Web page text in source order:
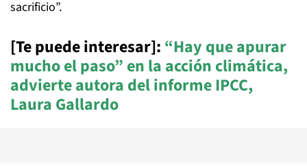
sacrificio”.
[Te puede interesar]: “Hay que apurar
mucho el paso” en la acción climática,
advierte autora del informe IPCC,
Laura Gallardo